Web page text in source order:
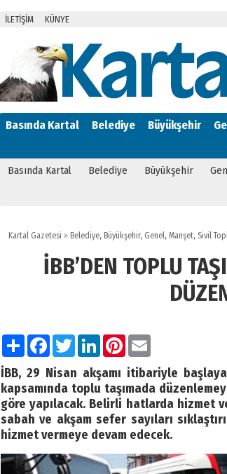
İLETİŞİM KÜNYE
Basında Kartal Belediye Büyükşehir
Basında Kartal Belediye Büyükşehir
Kartal Gazetesi » Belediye, Büyükşehir, Genel, Manşet, Sivil
İBB’DEN TOPLU
PaylaşFacebook
TwitterLinkedInPinterest
İBB, 29 Nisan akşamı itibariyle
kapsamında toplu taşımada
göre yapılacak. Belirli hatlarda hizmet
sabah ve akşam sefer sayıları
hizmet vermeye devam edecek.